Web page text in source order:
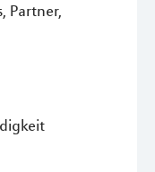
Partner,